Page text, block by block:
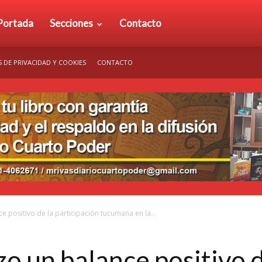
Secciones Contacto
DE PRIVACIDAD Y COOKIES CONTACTO
positivo de la participación tucumana en la...